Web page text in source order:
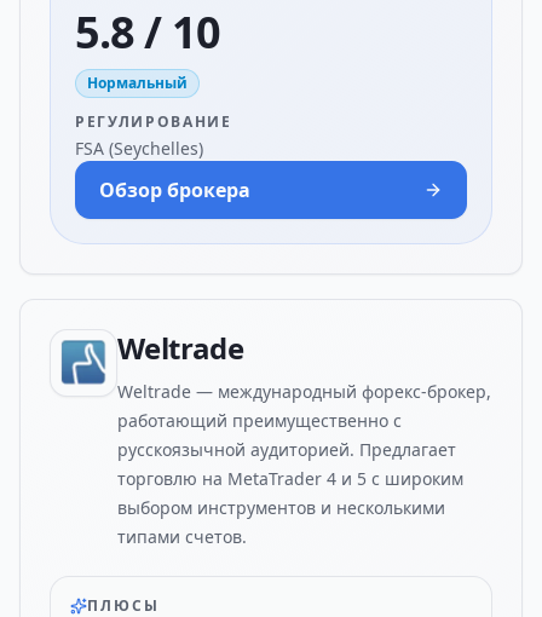
5.8 / 10
Нормальный
РЕГУЛИРОВАНИЕ
FSA (Seychelles)
Обзор брокера
Weltrade
Weltrade — международный форекс-брокер,
работающий преимущественно с
русскоязычной аудиторией. Предлагает
торговлю на MetaTrader 4 и 5 с широким
выбором инструментов и несколькими
типами счетов.
ПЛЮСЫ